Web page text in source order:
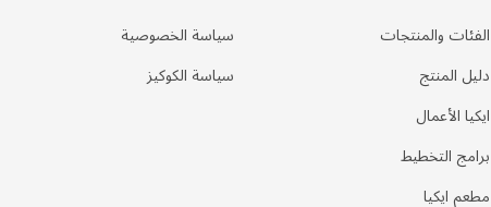
الفئات والمنتجات
دليل المنتج
ايكيا الأعمال
برامج التخطيط
مطعم ايكيا
سياسة الخصوصية
سياسة الكوكيز